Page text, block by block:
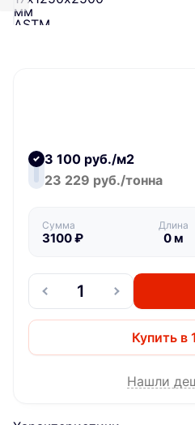
3 100 руб./м2
23 229 руб./тонна
Сумма
3100₽
Длина
0м
Купить в
Нашли